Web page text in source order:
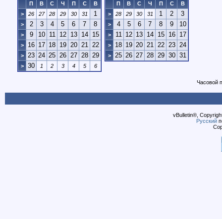
П В С Ч П С
В
>
26 27 28 29 30 31 1
> 2 3 4 5 6 7 8
> 9 10 11 12 13 14 15
> 16 17 18 19 20 21 22
> 23 24 25 26 27 28 29
> 30 1 2 3 4 5 6
П В С Ч П С
В
>
28 29 30 31 1 2 3
> 4 5 6 7 8 9 10
> 11 12 13 14 15 16 17
> 18 19 20 21 22 23 24
> 25 26 27 28 29 30 31
Часовой
vBulletin®,
Русский